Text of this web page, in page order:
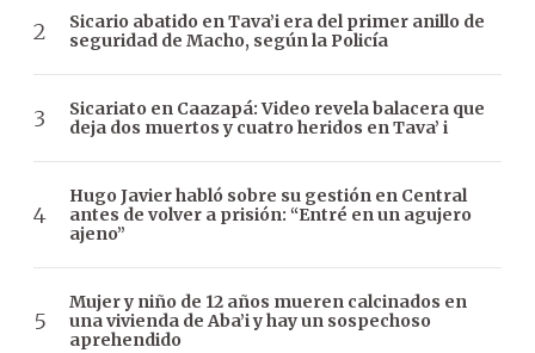
Sicario abatido en Tava’i era del primer anillo de
seguridad de Macho, según la Policía
Sicariato en Caazapá: Video revela balacera que
deja dos muertos y cuatro heridos en Tava’ i
Hugo Javier habló sobre su gestión en Central
antes de volver a prisión: “Entré en un agujero
ajeno”
Mujer y niño de 12 años mueren calcinados en
una vivienda de Aba’i y hay un sospechoso
aprehendido